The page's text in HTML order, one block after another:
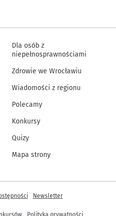
Dla osób z
niepełnosprawnościami
Zdrowie we Wrocławiu
Wiadomości z regionu
Polecamy
Konkursy
Quizy
Mapa strony
Newsletter
Polityka prywatności